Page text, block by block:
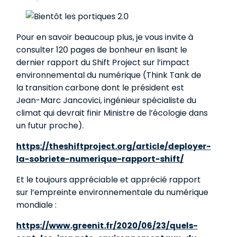
Pour en savoir beaucoup plus, je vous invite à
consulter 120 pages de bonheur en lisant le
dernier rapport du Shift Project sur l’impact
environnemental du numérique (Think Tank de
la transition carbone dont le président est
Jean-Marc Jancovici, ingénieur spécialiste du
climat qui devrait finir Ministre de l’écologie dans
un futur proche).
https://theshiftproject.org/article/deployer-
la-sobriete-numerique-rapport-shift/
Et le toujours appréciable et apprécié rapport
sur l’empreinte environnementale du numérique
mondiale :
https://www.greenit.fr/2020/06/23/quels-